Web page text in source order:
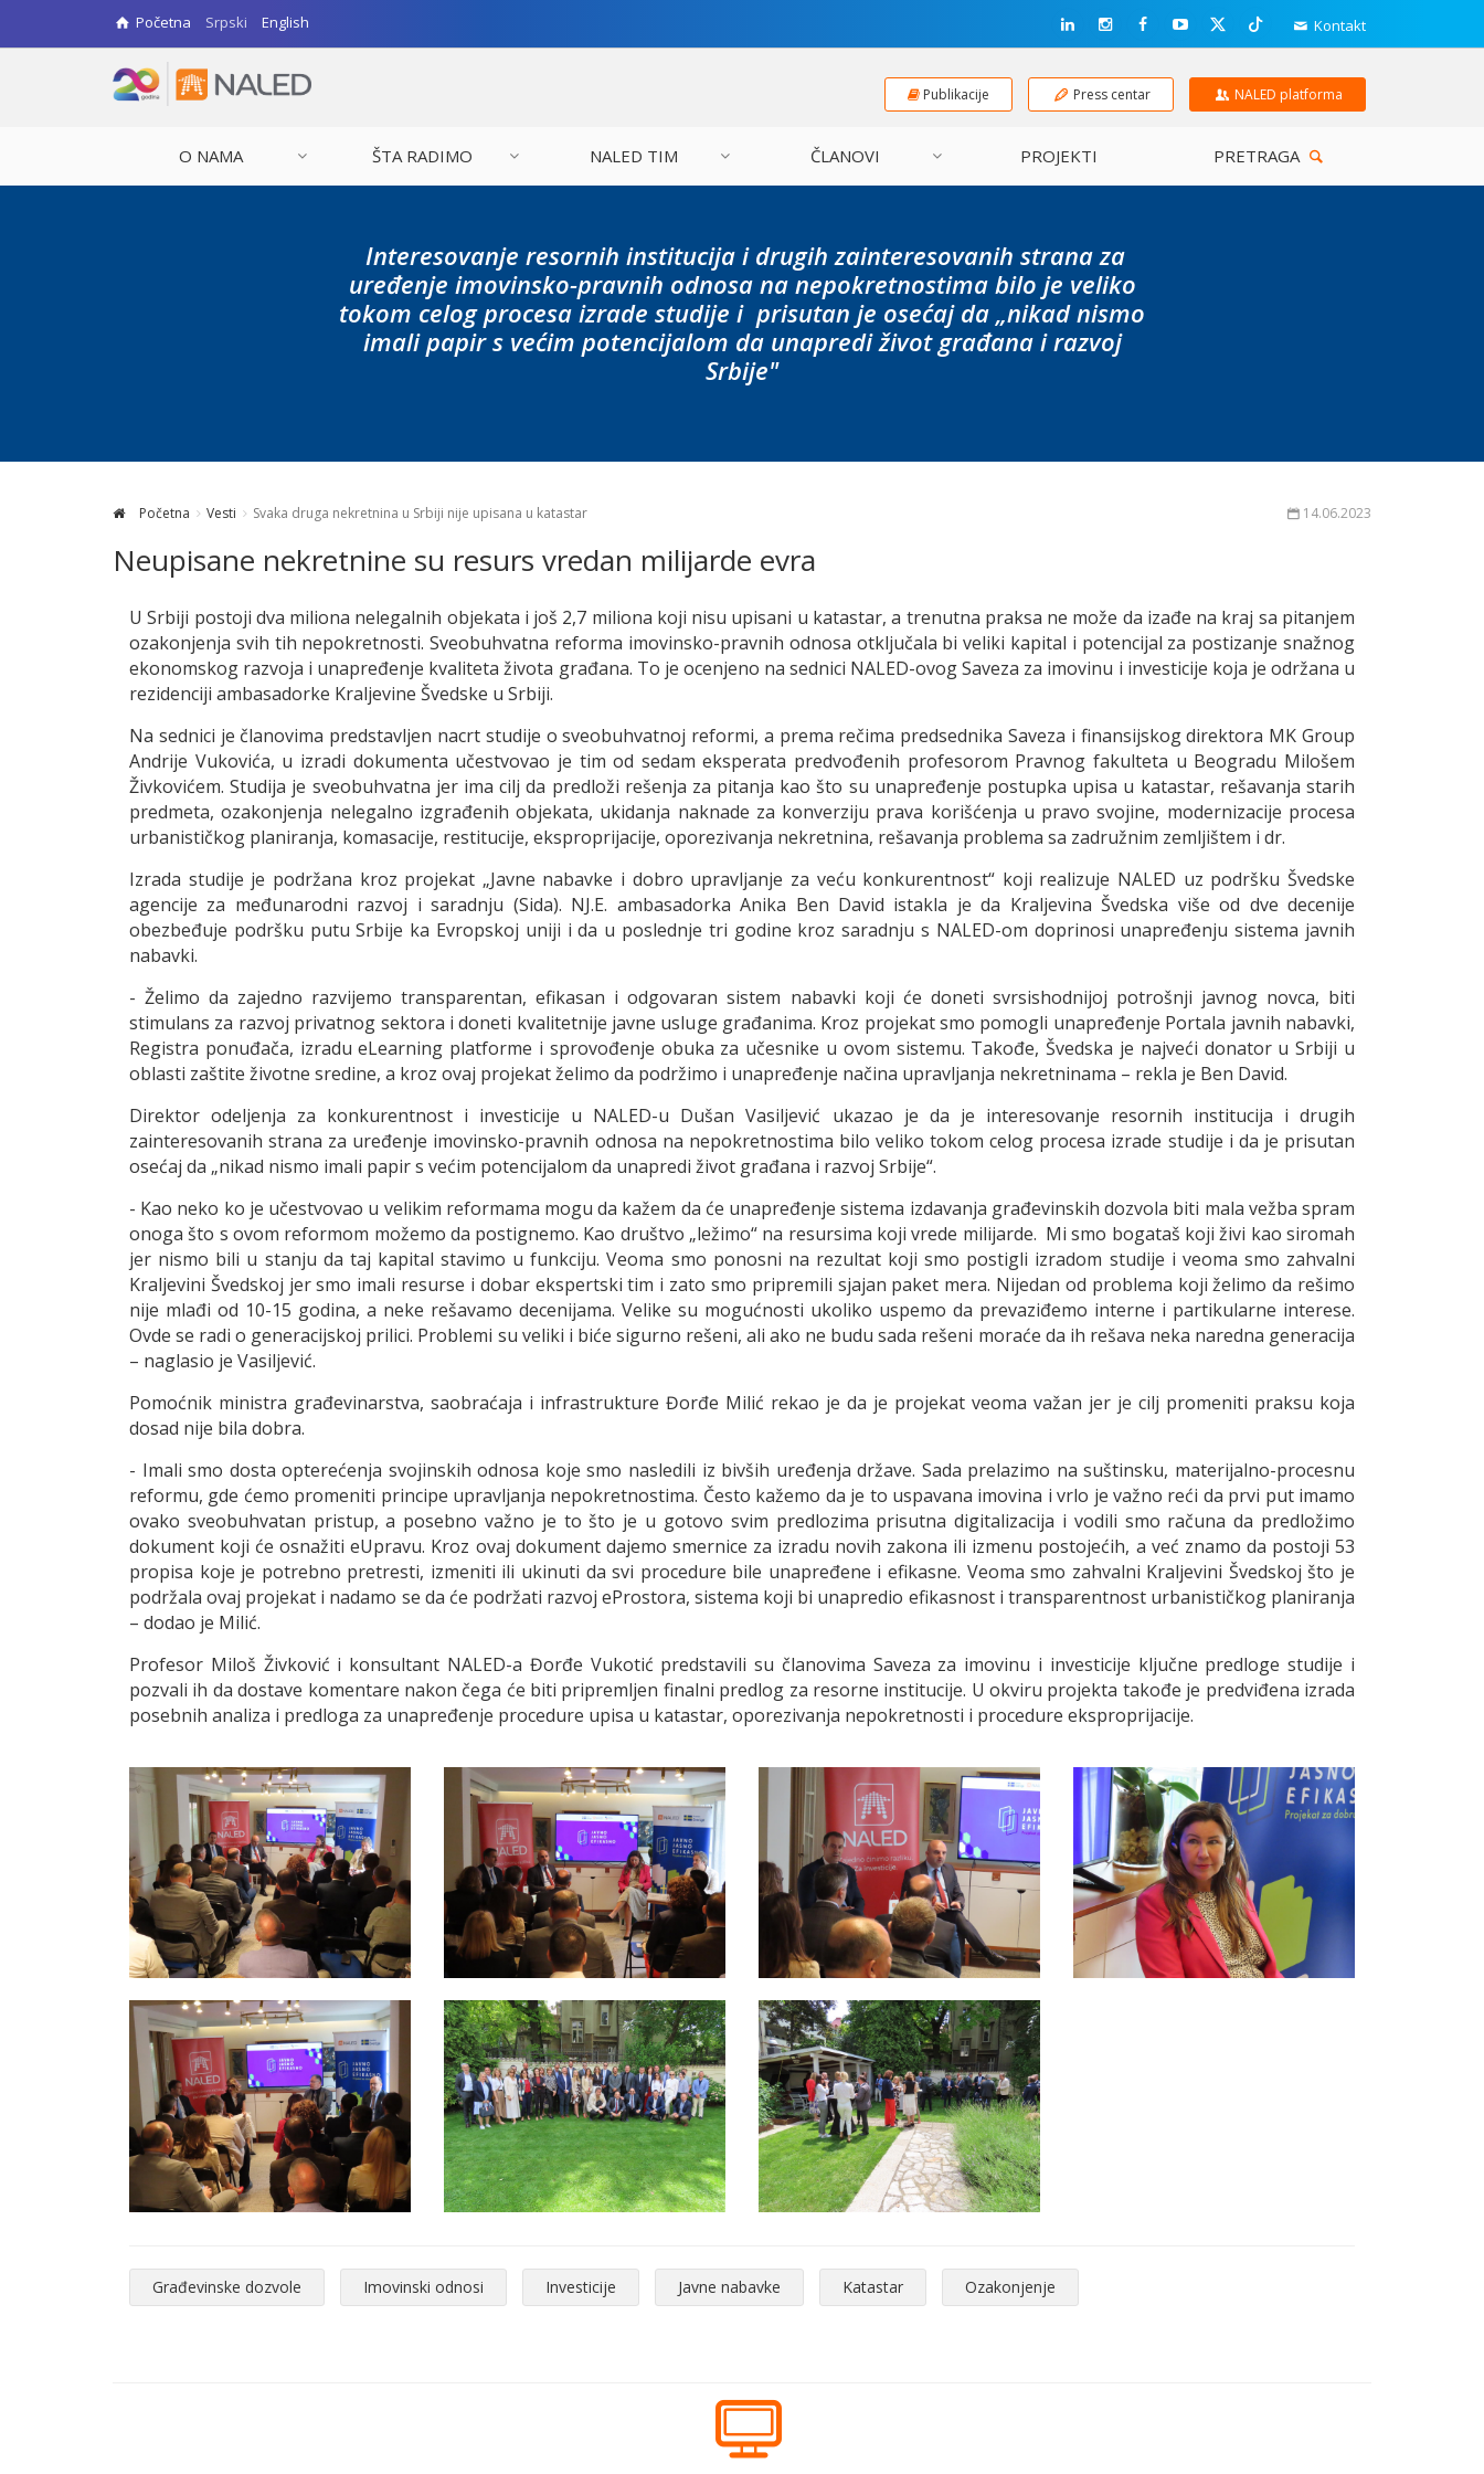
Početna Srpski English Kontakt
Publikacije Press centar NALED platforma
O NAMA ŠTA RADIMO NALED TIM ČLANOVI PROJEKTI PRETRAGA
Interesovanje resornih institucija i drugih zainteresovanih strana za
uređenje imovinsko-pravnih odnosa na nepokretnostima bilo je veliko
tokom celog procesa izrade studije i prisutan je osećaj da „nikad nismo
imali papir s većim potencijalom da unapredi život građana i razvoj
Srbije"
Početna Vesti Svaka druga nekretnina u Srbiji nije upisana u katastar 14.06.2023
Neupisane nekretnine su resurs vredan milijarde evra
U Srbiji postoji dva miliona nelegalnih objekata i još 2,7 miliona koji nisu upisani u katastar, a trenutna praksa ne može da izađe na kraj sa pitanjem
ozakonjenja svih tih nepokretnosti. Sveobuhvatna reforma imovinsko-pravnih odnosa otključala bi veliki kapital i potencijal za postizanje snažnog
ekonomskog razvoja i unapređenje kvaliteta života građana. To je ocenjeno na sednici NALED-ovog Saveza za imovinu i investicije koja je održana u
rezidenciji ambasadorke Kraljevine Švedske u Srbiji.
Na sednici je članovima predstavljen nacrt studije o sveobuhvatnoj reformi, a prema rečima predsednika Saveza i finansijskog direktora MK Group
Andrije Vukovića, u izradi dokumenta učestvovao je tim od sedam eksperata predvođenih profesorom Pravnog fakulteta u Beogradu Milošem
Živkovićem. Studija je sveobuhvatna jer ima cilj da predloži rešenja za pitanja kao što su unapređenje postupka upisa u katastar, rešavanja starih
predmeta, ozakonjenja nelegalno izgrađenih objekata, ukidanja naknade za konverziju prava korišćenja u pravo svojine, modernizacije procesa
urbanističkog planiranja, komasacije, restitucije, eksproprijacije, oporezivanja nekretnina, rešavanja problema sa zadružnim zemljištem i dr.
Izrada studije je podržana kroz projekat „Javne nabavke i dobro upravljanje za veću konkurentnost“ koji realizuje NALED uz podršku Švedske
agencije za međunarodni razvoj i saradnju (Sida). NJ.E. ambasadorka Anika Ben David istakla je da Kraljevina Švedska više od dve decenije
obezbeđuje podršku putu Srbije ka Evropskoj uniji i da u poslednje tri godine kroz saradnju s NALED-om doprinosi unapređenju sistema javnih
nabavki.
- Želimo da zajedno razvijemo transparentan, efikasan i odgovaran sistem nabavki koji će doneti svrsishodnijoj potrošnji javnog novca, biti
stimulans za razvoj privatnog sektora i doneti kvalitetnije javne usluge građanima. Kroz projekat smo pomogli unapređenje Portala javnih nabavki,
Registra ponuđača, izradu eLearning platforme i sprovođenje obuka za učesnike u ovom sistemu. Takođe, Švedska je najveći donator u Srbiji u
oblasti zaštite životne sredine, a kroz ovaj projekat želimo da podržimo i unapređenje načina upravljanja nekretninama – rekla je Ben David.
Direktor odeljenja za konkurentnost i investicije u NALED-u Dušan Vasiljević ukazao je da je interesovanje resornih institucija i drugih
zainteresovanih strana za uređenje imovinsko-pravnih odnosa na nepokretnostima bilo veliko tokom celog procesa izrade studije i da je prisutan
osećaj da „nikad nismo imali papir s većim potencijalom da unapredi život građana i razvoj Srbije“.
- Kao neko ko je učestvovao u velikim reformama mogu da kažem da će unapređenje sistema izdavanja građevinskih dozvola biti mala vežba spram
onoga što s ovom reformom možemo da postignemo. Kao društvo „ležimo“ na resursima koji vrede milijarde. Mi smo bogataš koji živi kao siromah
jer nismo bili u stanju da taj kapital stavimo u funkciju. Veoma smo ponosni na rezultat koji smo postigli izradom studije i veoma smo zahvalni
Kraljevini Švedskoj jer smo imali resurse i dobar ekspertski tim i zato smo pripremili sjajan paket mera. Nijedan od problema koji želimo da rešimo
nije mlađi od 10-15 godina, a neke rešavamo decenijama. Velike su mogućnosti ukoliko uspemo da prevaziđemo interne i partikularne interese.
Ovde se radi o generacijskoj prilici. Problemi su veliki i biće sigurno rešeni, ali ako ne budu sada rešeni moraće da ih rešava neka naredna generacija
– naglasio je Vasiljević.
Pomoćnik ministra građevinarstva, saobraćaja i infrastrukture Đorđe Milić rekao je da je projekat veoma važan jer je cilj promeniti praksu koja
dosad nije bila dobra.
- Imali smo dosta opterećenja svojinskih odnosa koje smo nasledili iz bivših uređenja države. Sada prelazimo na suštinsku, materijalno-procesnu
reformu, gde ćemo promeniti principe upravljanja nepokretnostima. Često kažemo da je to uspavana imovina i vrlo je važno reći da prvi put imamo
ovako sveobuhvatan pristup, a posebno važno je to što je u gotovo svim predlozima prisutna digitalizacija i vodili smo računa da predložimo
dokument koji će osnažiti eUpravu. Kroz ovaj dokument dajemo smernice za izradu novih zakona ili izmenu postojećih, a već znamo da postoji 53
propisa koje je potrebno pretresti, izmeniti ili ukinuti da svi procedure bile unapređene i efikasne. Veoma smo zahvalni Kraljevini Švedskoj što je
podržala ovaj projekat i nadamo se da će podržati razvoj eProstora, sistema koji bi unapredio efikasnost i transparentnost urbanističkog planiranja
– dodao je Milić.
Profesor Miloš Živković i konsultant NALED-a Đorđe Vukotić predstavili su članovima Saveza za imovinu i investicije ključne predloge studije i
pozvali ih da dostave komentare nakon čega će biti pripremljen finalni predlog za resorne institucije. U okviru projekta takođe je predviđena izrada
posebnih analiza i predloga za unapređenje procedure upisa u katastar, oporezivanja nepokretnosti i procedure eksproprijacije.
Građevinske dozvole Imovinski odnosi Investicije Javne nabavke Katastar Ozakonjenje